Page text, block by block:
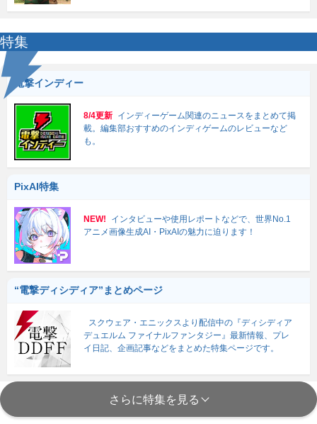
特集
電撃インディー
8/4更新 インディーゲーム関連のニュースをまとめて掲
載。編集部おすすめのインディゲームのレビューなど
も。
PixAI特集
NEW!
インタビューや使用レポートなどで、世界No.1
アニメ画像生成AI・PixAIの魅力に迫ります！
“電撃ディシディア”まとめページ
スクウェア・エニックスより配信中の『ディシディア
デュエルム ファイナルファンタジー』最新情報、プレ
イ日記、企画記事などをまとめた特集ページです。
さらに特集を見る